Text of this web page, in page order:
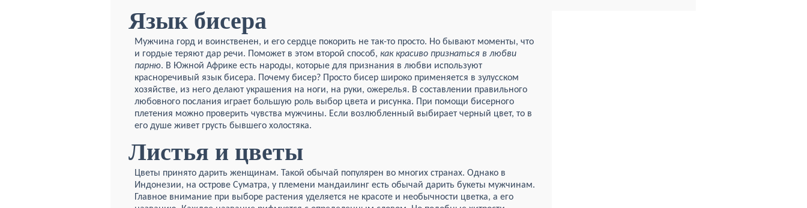
Язык бисера
Мужчина горд и воинственен, и его сердце покорить не так-то просто. Но бывают моменты, что
и гордые теряют дар речи. Поможет в этом второй способ, как красиво признаться в любви
парню. В Южной Африке есть народы, которые для признания в любви используют
красноречивый язык бисера. Почему бисер? Просто бисер широко применяется в зулусском
хозяйстве, из него делают украшения на ноги, на руки, ожерелья. В составлении правильного
любовного послания играет большую роль выбор цвета и рисунка. При помощи бисерного
плетения можно проверить чувства мужчины. Если возлюбленный выбирает черный цвет, то в
его душе живет грусть бывшего холостяка.
Листья и цветы
Цветы принято дарить женщинам. Такой обычай популярен во многих странах. Однако в
Индонезии, на острове Суматра, у племени мандаилинг есть обычай дарить букеты мужчинам.
Главное внимание при выборе растения уделяется не красоте и необычности цветка, а его